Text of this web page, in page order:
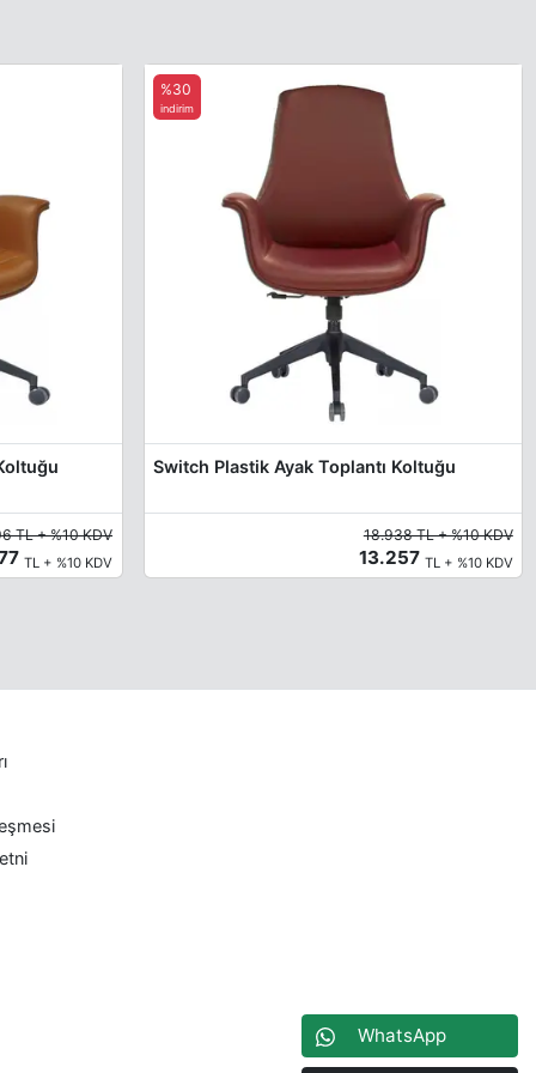
TL + %10 KDV
TL + %10 KDV
Switch Plastik Ayak Toplantı Koltuğu
%30
indirim
18.938 TL + %10 KDV
13.257 TL + %10 KDV
WhatsApp